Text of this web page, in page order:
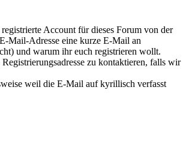
Account für dieses Forum von der
Mail-Adresse eine kurze E-Mail an
und warum ihr euch registrieren wollt.
zu kontaktieren, falls wir
weil die E-Mail auf kyrillisch verfasst